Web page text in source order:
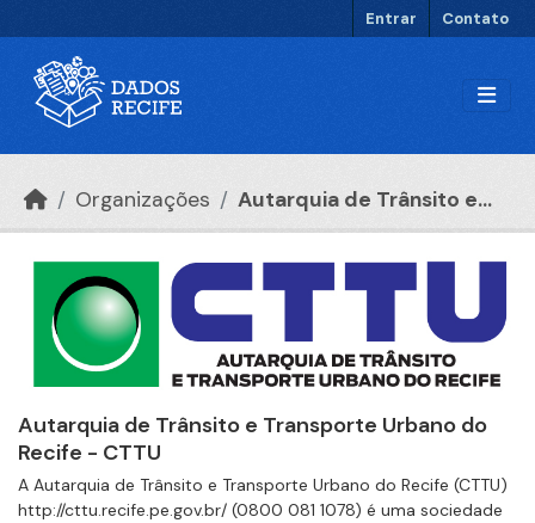
Entrar Contato
Organizações Autarquia de Trânsito e...
Autarquia de Trânsito e Transporte Urbano do
Recife - CTTU
A Autarquia de Trânsito e Transporte Urbano do Recife (CTTU)
http://cttu.recife.pe.gov.br/ (0800 081 1078) é uma sociedade